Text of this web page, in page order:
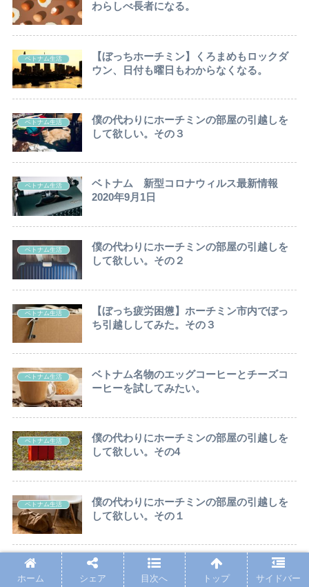
わらしべ長者になる。
ベトナム生活
【ぼっちホーチミン】くろまめもロックダ
ウン、日付も曜日もわからなくなる。
ベトナム生活
僕の代わりにホーチミンの部屋の引越しを
して欲しい。その３
ベトナム生活
ベトナム 新型コロナウィルス最新情報
2020年9月1日
ベトナム生活
僕の代わりにホーチミンの部屋の引越しを
して欲しい。その２
ベトナム生活
【ぼっち疲労困憊】ホーチミン市内でぼっ
ち引越ししてみた。その３
ベトナム生活
ベトナム名物のエッグコーヒーとチーズコ
ーヒーを試してみたい。
ベトナム生活
僕の代わりにホーチミンの部屋の引越しを
して欲しい。その4
ベトナム生活
僕の代わりにホーチミンの部屋の引越しを
して欲しい。その１
ベトナム生活
【ぼっちホーチミン】社会隔離と言う名の
ロックダウンとひとりロックダウン
ホーム シェア 目次へ トップ サイドバー